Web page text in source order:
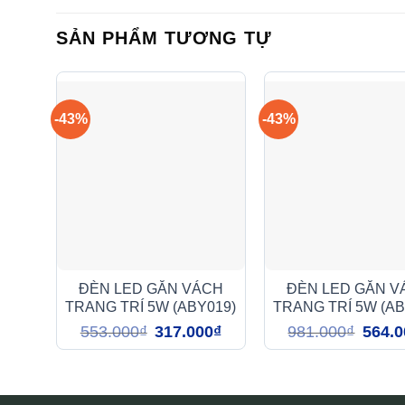
SẢN PHẨM TƯƠNG TỰ
-43%
ĐÈN LED GẮN VÁCH
TRANG TRÍ 5W (ABY019)
553.000₫ Giá
gốc
là:
317.000₫Giá
hiện
tại
-43%
ĐÈN LED GẮN
TRANG TRÍ 5W
981.000₫ Giá
gốc
là: